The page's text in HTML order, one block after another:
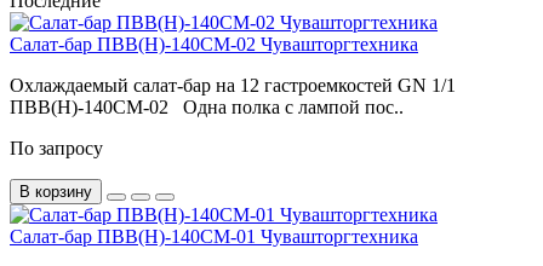
Салат-бар ПВВ(Н)-140СМ-02 Чувашторгтехника
Охлаждаемый салат-бар на 12 гастроемкостей GN 1/1
ПВВ(Н)-140СМ-02 Одна полка с лампой пос..
По запросу
В корзину
Салат-бар ПВВ(Н)-140СМ-01 Чувашторгтехника